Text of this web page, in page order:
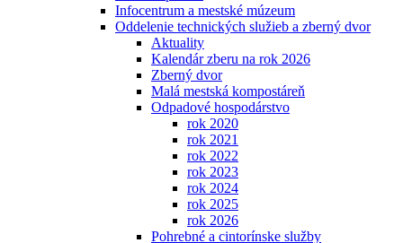
Infocentrum a mestské múzeum
Oddelenie technických služieb a zberný dvor
Aktuality
Kalendár zberu na rok 2026
Zberný dvor
Malá mestská kompostáreň
Odpadové hospodárstvo
rok 2020
rok 2021
rok 2022
rok 2023
rok 2024
rok 2025
rok 2026
Pohrebné a cintorínske služby